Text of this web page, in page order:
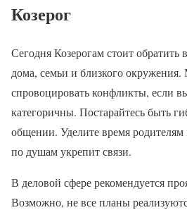
Козерог
Сегодня Козерогам стоит
дома, семьи и близкого
спровоцировать конфликты, если
категоричны. Постарайтесь быть
общении. Уделите время
по душам укрепит связи.
В деловой сфере рекомендуется
Возможно, не все планы